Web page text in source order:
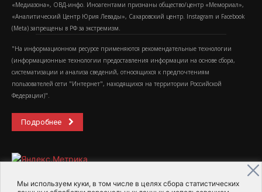
Мы используем куки, в том числе в целях сбора статистических
«Медиазона», ОВД-инфо. Иноагентами признаны общество/центр «Мемориал»,
«Аналитический Центр Юрия Левады», Сахаровский центр. Instagram и Facebook
(Metа) запрещены в РФ за экстремизм.
"На информационном ресурсе применяются рекомендательные технологии
(информационные технологии предоставления информации на основе сбора,
систематизации и анализа сведений, относящихся к предпочтениям
пользователей сети "Интернет", находящихся на территории Российской
Федерации)".
Подробнее